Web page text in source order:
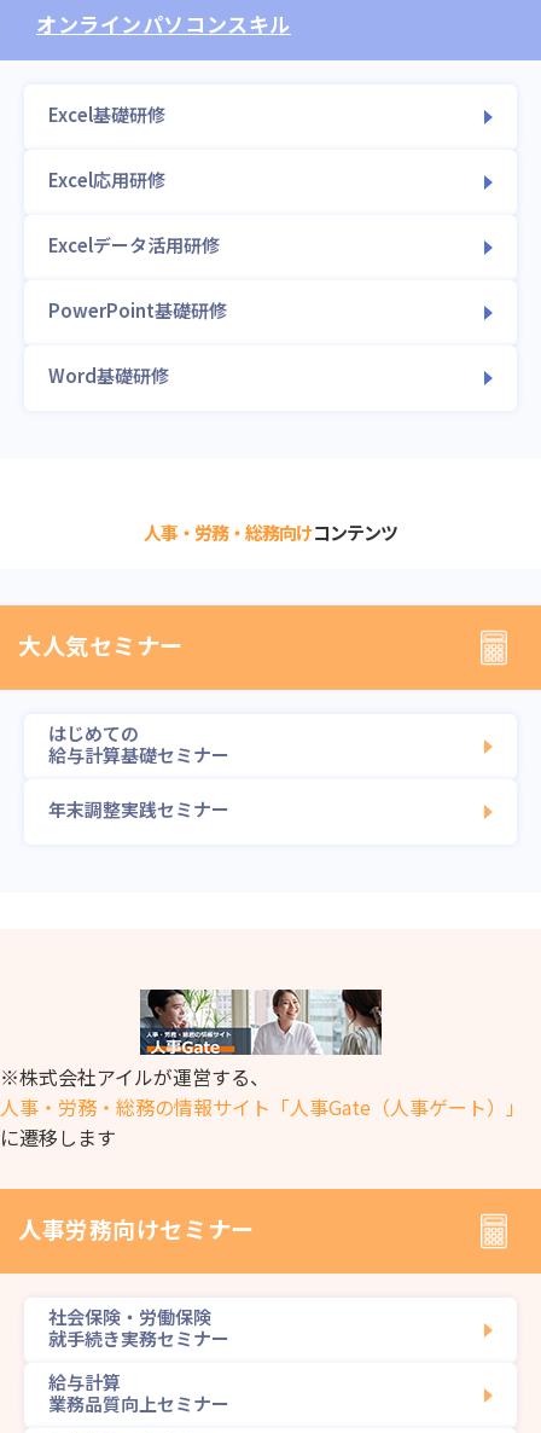
オンラインパソコンスキル
Excel基礎研修
Excel応用研修
Excelデータ活用研修
PowerPoint基礎研修
Word基礎研修
人事・労務・総務向けコンテンツ
大人気セミナー
はじめての
給与計算基礎セミナー
年末調整実践セミナー
※株式会社アイルが運営する、
人事・労務・総務の情報サイト「人事Gate（人事ゲート）」
に遷移します
人事労務向けセミナー
社会保険・労働保険
就手続き実務セミナー
給与計算
業務品質向上セミナー